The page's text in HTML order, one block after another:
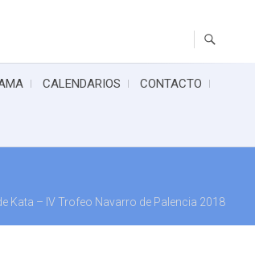
CALENDARIOS CONTACTO
Kata – IV Trofeo Navarro de Palencia 2018